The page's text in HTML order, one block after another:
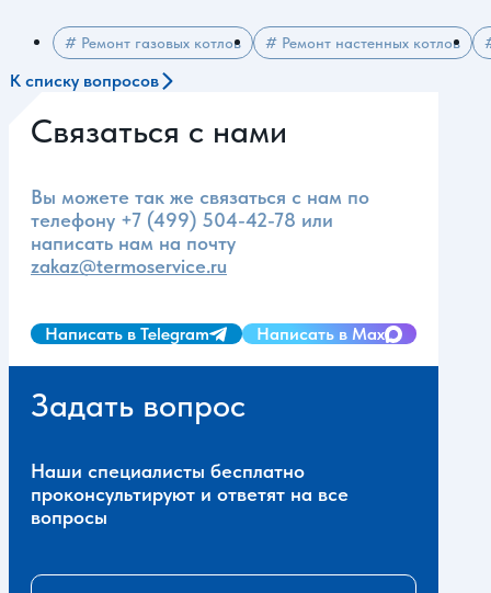
# Ремонт газовых котлов # Ремонт настенных котлов
К списку вопросов
Связаться с нами
Вы можете так же связаться с нам по
телефону +7 (499) 504-42-78 или
написать нам на почту
zakaz@termoservice.ru
Написать в Telegram Написать в Max
Задать вопрос
Наши специалисты бесплатно
проконсультируют и ответят на все
вопросы